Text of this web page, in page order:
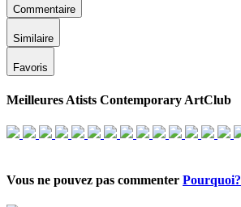
Commentaire
Similaire
Favoris
Meilleures Atists Contemporary ArtClub
Vous ne pouvez pas commenter Pourquoi?